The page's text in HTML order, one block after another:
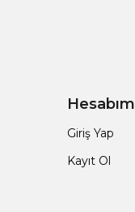
Hesabım
Giriş Yap
Kayıt Ol